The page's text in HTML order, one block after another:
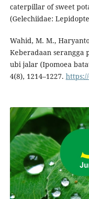
caterpillar of sweet
(Gelechiidae:
Wahid, M. M.,
Keberadaan serangga
ubi jalar (Ipomoea
4(8), 1214–1227.